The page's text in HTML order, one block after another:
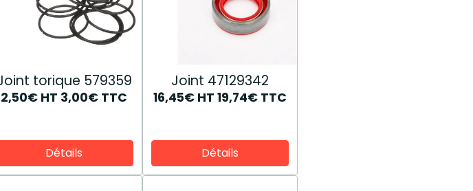
torique 579359
2,50€ HT 3,00€ TTC
Détails
Joint 47129342
16,45€ HT 19,74€ TTC
Détails